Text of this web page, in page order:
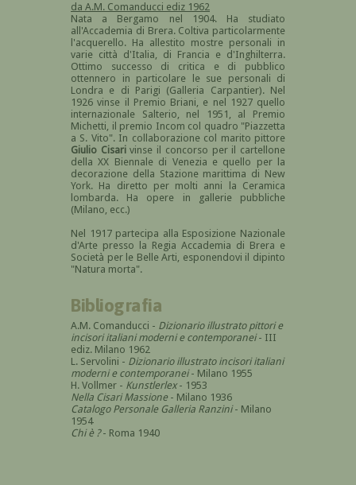
da A.M. Comanducci ediz 1962
Nata a Bergamo nel 1904. Ha studiato
all'Accademia di Brera. Coltiva particolarmente
l'acquerello. Ha allestito mostre personali in
varie città d'Italia, di Francia e d'Inghilterra.
Ottimo successo di critica e di pubblico
ottennero in particolare le sue personali di
Londra e di Parigi (Galleria Carpantier). Nel
1926 vinse il Premio Briani, e nel 1927 quello
internazionale Salterio, nel 1951, al Premio
Michetti, il premio Incom col quadro "Piazzetta
a S. Vito". In collaborazione col marito pittore
Giulio Cisarivinse il concorso per il cartellone
della XX Biennale di Venezia e quello per la
decorazione della Stazione marittima di New
York. Ha diretto per molti anni la Ceramica
lombarda. Ha opere in gallerie pubbliche
(Milano, ecc.)
Nel 1917 partecipa alla Esposizione Nazionale
d'Arte presso la Regia Accademia di Brera e
Società per le Belle Arti, esponendovi il dipinto
"Natura morta".
Bibliografia
A.M. Comanducci - Dizionario illustrato pittori e
incisori italiani moderni e contemporanei- III
ediz. Milano 1962
L. Servolini - Dizionario illustrato incisori italiani
moderni e contemporanei- Milano 1955
H. Vollmer - Kunstlerlex- 1953
Nella Cisari Massione - Milano 1936
Catalogo Personale Galleria Ranzini- Milano
1954
Chi è ?- Roma 1940